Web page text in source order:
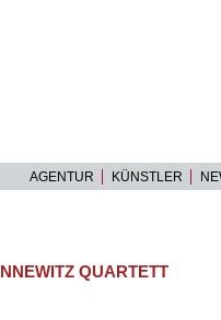
AGENTUR KÜNSTLER
QUARTETT